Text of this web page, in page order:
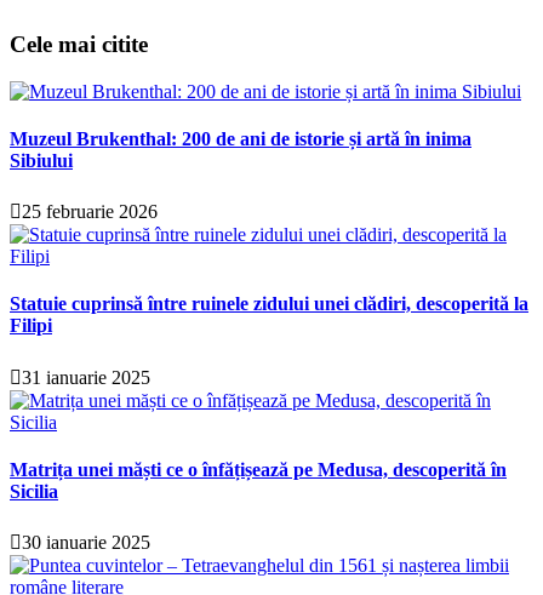
Cele mai citite
Muzeul Brukenthal: 200 de ani de istorie și artă în inima
Sibiului
25 februarie 2026
Statuie cuprinsă între ruinele zidului unei clădiri, descoperită la
Filipi
31 ianuarie 2025
Matrița unei măști ce o înfățișează pe Medusa, descoperită în
Sicilia
30 ianuarie 2025